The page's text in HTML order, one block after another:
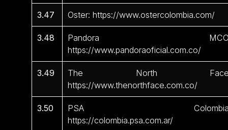
3.47 Oster: https://www.ostercolombia.com/
3.48
Pandora
https://www.pandoraoficial.com.co/
3.49
The North
https://www.thenorthface.com.co/
3.50
PSA
https://colombia.psa.com.ar/